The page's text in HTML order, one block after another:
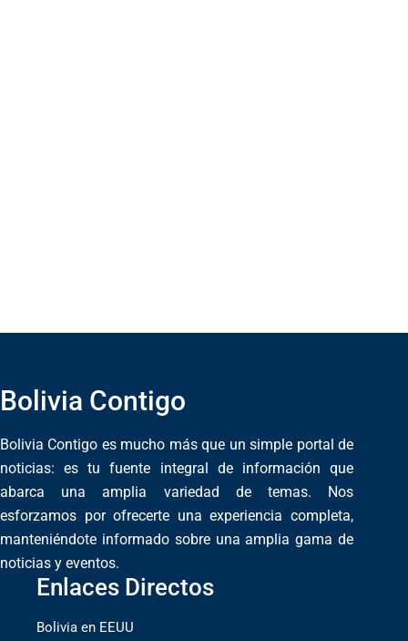
Bolivia Contigo
Bolivia Contigo es mucho más que un simple portal de
noticias: es tu fuente integral de información que
abarca una amplia variedad de temas. Nos
esforzamos por ofrecerte una experiencia completa,
manteniéndote informado sobre una amplia gama de
noticias y eventos.
Enlaces Directos
Bolivia en EEUU